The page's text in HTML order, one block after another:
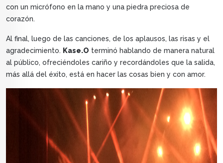
con un micrófono en la mano y una piedra preciosa de
corazón.
Al final, luego de las canciones, de los aplausos, las risas y el
agradecimiento. Kase.O terminó hablando de manera natural
al público, ofreciéndoles cariño y recordándoles que la salida,
más allá del éxito, está en hacer las cosas bien y con amor.